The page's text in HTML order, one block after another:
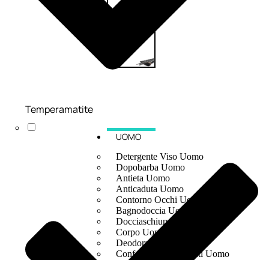
UOMO
Detergente Viso Uomo
Dopobarba Uomo
Antieta Uomo
Anticaduta Uomo
Contorno Occhi Uomo
Bagnodoccia Uomo Profumi
Docciaschiuma Uomo
Corpo Uomo
Deodoranti Uomo
Confezioni Trattamenti Uomo
Temperamatite